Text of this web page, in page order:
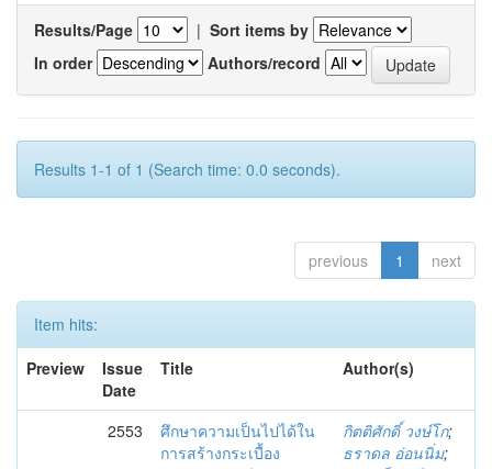
Results/Page | Sort items by
In order
Authors/record
Results 1-1 of 1 (Search time: 0.0 seconds).
previous 1 next
Item hits:
Preview
Issue
Date
Title Author(s)
2553
ศึกษาความเป็นไปได้ใน
การสร้างกระเบื้อง
กิตติศักดิ์ วงษ์โก;
ธราดล อ่อนนิ่ม;